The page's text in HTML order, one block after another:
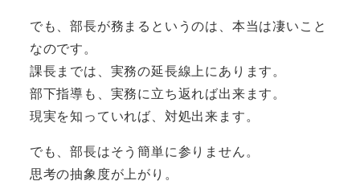
でも、部長が務まるというのは、本当は凄いこと
なのです。
課長までは、実務の延長線上にあります。
部下指導も、実務に立ち返れば出来ます。
現実を知っていれば、対処出来ます。
でも、部長はそう簡単に参りません。
思考の抽象度が上がり。